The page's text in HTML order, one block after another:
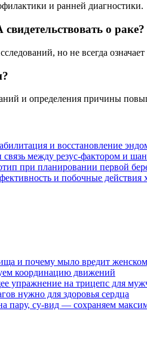
и ранней диагностики.
о раке?
но не всегда означает
и определения причины
и восстановление
между резус-фактором и
при планировании первой
и побочные действия
и почему мыло вредит
координацию движений
упражнение на трицепс для
нужно для здоровья сердца
пару, су-вид — сохраняем